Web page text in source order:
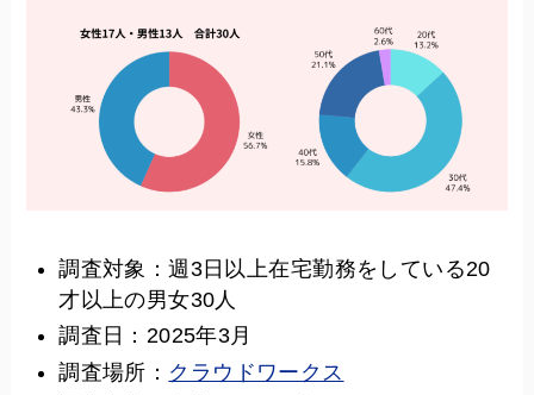
調査対象：週3日以上在宅勤務をしている20
才以上の男女30人
調査日：2025年3月
調査場所： クラウドワークス